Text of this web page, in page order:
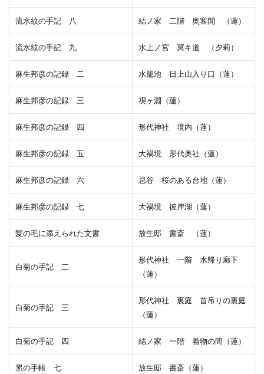
流水紋の手記 八 結ノ家 二階 奥客間 （蓮）
流水紋の手記 九 水上ノ宮 冥キ道 （夕莉）
麻生邦彦の記録 二 水籠池 日上山入り口（蓮）
麻生邦彦の記録 三 禊ヶ淵（蓮）
麻生邦彦の記録 四 形代神社 境内（蓮）
麻生邦彦の記録 五 大禍境 形代奥社（蓮）
麻生邦彦の記録 六 忌谷 桜のある台地（蓮）
麻生邦彦の記録 七 大禍境 彼岸湖（蓮）
髪の毛に添えられた文書 放生邸 書斎 （蓮）
白菊の手記 二
形代神社 一階 水帰り廊下
（蓮）
白菊の手記 三
形代神社 裏庭 首吊りの裏庭
（蓮）
白菊の手記 四 結ノ家 一階 着物の間（蓮）
累の手帳 七 放生邸 書斎（蓮）